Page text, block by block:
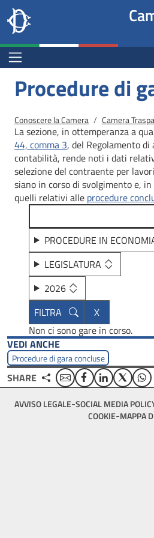
Salta al contenuto principale
Salta al menu di navigazione
Site
header
block
Camera dei deputati
Menu Bar block
Procedure di
Briciole di pane
Conoscere la Camera Camera
La sezione, in ottemperanza a
44, comma 3, del Regolamento
contabilità, rende noti i dati
selezione del contraente per
siano in corso di svolgimento e,
quelli relativi alle procedure
PROCEDURE IN
LEGISLATURA
2026
Non ci sono gare in corso.
VEDI ANCHE
Procedure di gara concluse
SHARE EmailFacebookLinkedinTwitter
Footer
bottom
AVVISO LEGALE SOCIAL MEDIA
COOKIE MAPPA
Fine pagina
Salta al contenuto principale
Salta al menu di navigazione
Vai a inizio pagina